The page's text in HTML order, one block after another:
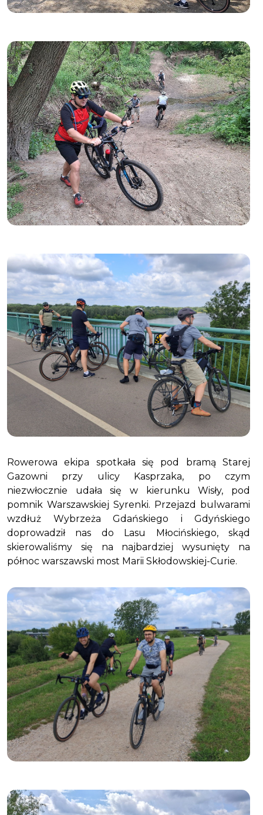
Rowerowa ekipa spotkała się pod bramą Starej
Gazowni przy ulicy Kasprzaka, po czym
niezwłocznie udała się w kierunku Wisły, pod
pomnik Warszawskiej Syrenki. Przejazd bulwarami
wzdłuż Wybrzeża Gdańskiego i Gdyńskiego
doprowadził nas do Lasu Młocińskiego, skąd
skierowaliśmy się na najbardziej wysunięty na
północ warszawski most Marii Skłodowskiej-Curie.